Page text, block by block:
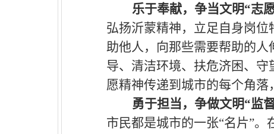
乐于奉献，争当文明“志愿
弘扬沂蒙精神，立足自身岗
助他人，向那些需要帮助的人
导、清洁环境、扶危济困、
愿精神传递到城市的每个角落
勇于担当，争做文明“监
市民都是城市的一张“名片”